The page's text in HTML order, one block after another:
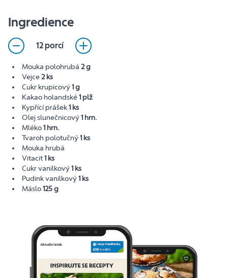
Ingredience
12 porcí
Mouka polohrubá 2 g
Vejce2 ks
Cukr krupicový1 g
Kakao holandské1 plž
Kypřící prášek1 ks
Olej slunečnicový1 hrn.
Mléko1 hrn.
Tvaroh polotučný1 ks
Mouka hrubá
Vitacit1 ks
Cukr vanilkový1 ks
Pudink vanilkový1 ks
Máslo125 g